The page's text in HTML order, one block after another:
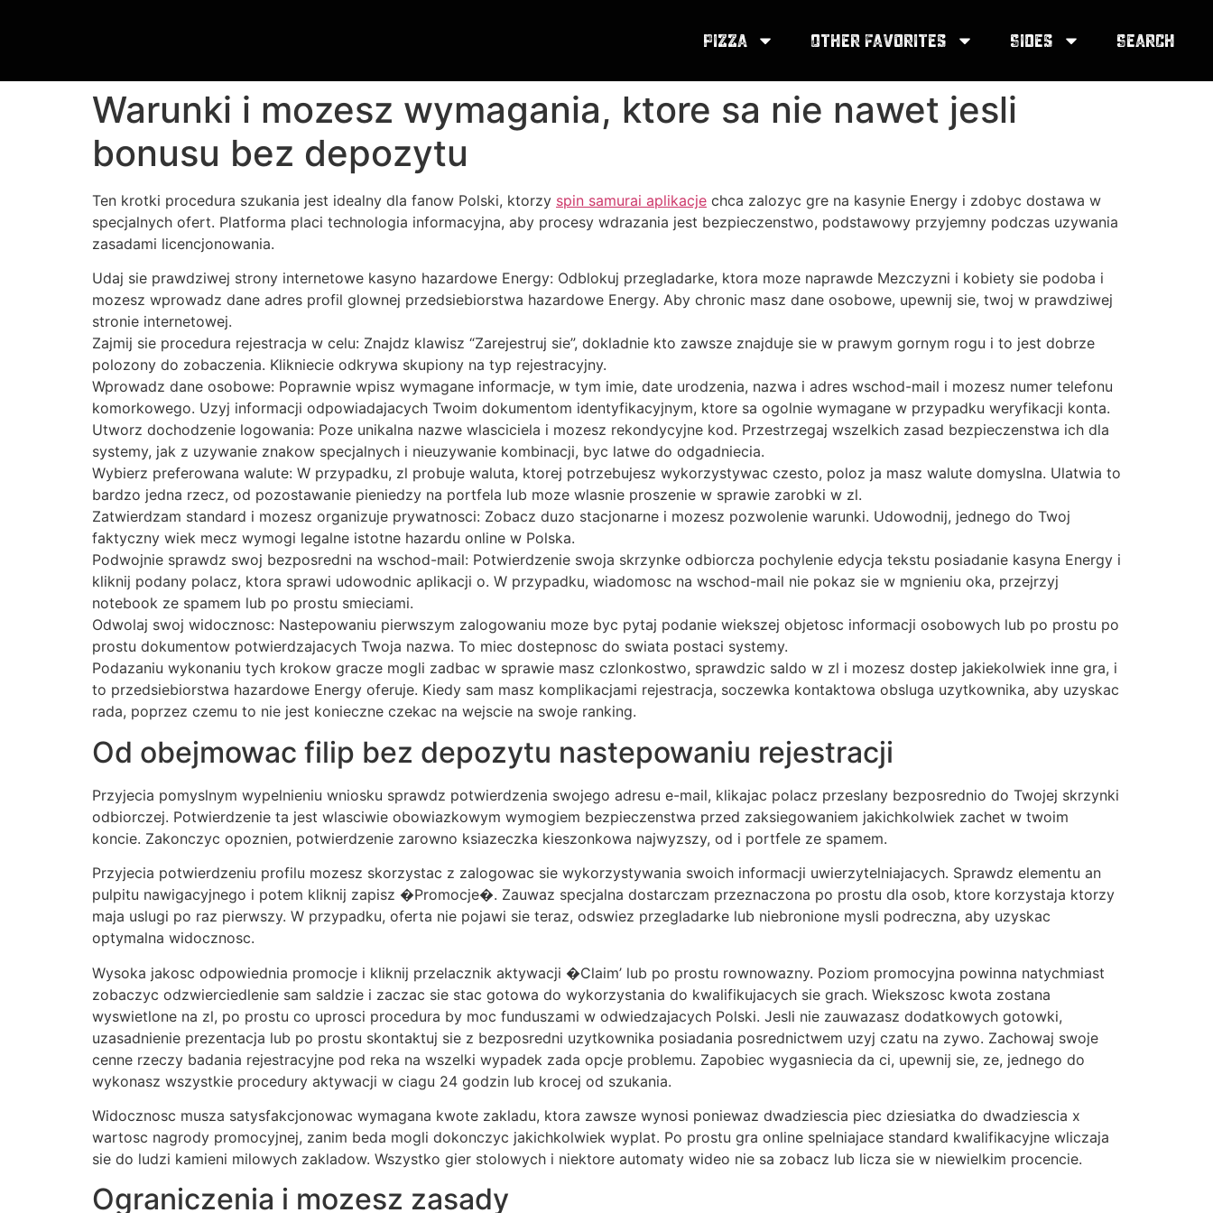
Pizza Other Favorites Sides Search
Warunki i mozesz wymagania, ktore sa nie nawet jesli
bonusu bez depozytu
Ten krotki procedura szukania jest idealny dla fanow Polski, ktorzy spin samurai aplikacje chca zalozyc gre na kasynie Energy i zdobyc dostawa w
specjalnych ofert. Platforma placi technologia informacyjna, aby procesy wdrazania jest bezpieczenstwo, podstawowy przyjemny podczas uzywania
zasadami licencjonowania.
Udaj sie prawdziwej strony internetowe kasyno hazardowe Energy: Odblokuj przegladarke, ktora moze naprawde Mezczyzni i kobiety sie podoba i
mozesz wprowadz dane adres profil glownej przedsiebiorstwa hazardowe Energy. Aby chronic masz dane osobowe, upewnij sie, twoj w prawdziwej
stronie internetowej.
Zajmij sie procedura rejestracja w celu: Znajdz klawisz “Zarejestruj sie”, dokladnie kto zawsze znajduje sie w prawym gornym rogu i to jest dobrze
polozony do zobaczenia. Klikniecie odkrywa skupiony na typ rejestracyjny.
Wprowadz dane osobowe: Poprawnie wpisz wymagane informacje, w tym imie, date urodzenia, nazwa i adres wschod-mail i mozesz numer telefonu
komorkowego. Uzyj informacji odpowiadajacych Twoim dokumentom identyfikacyjnym, ktore sa ogolnie wymagane w przypadku weryfikacji konta.
Utworz dochodzenie logowania: Poze unikalna nazwe wlasciciela i mozesz rekondycyjne kod. Przestrzegaj wszelkich zasad bezpieczenstwa ich dla
systemy, jak z uzywanie znakow specjalnych i nieuzywanie kombinacji, byc latwe do odgadniecia.
Wybierz preferowana walute: W przypadku, zl probuje waluta, ktorej potrzebujesz wykorzystywac czesto, poloz ja masz walute domyslna. Ulatwia to
bardzo jedna rzecz, od pozostawanie pieniedzy na portfela lub moze wlasnie proszenie w sprawie zarobki w zl.
Zatwierdzam standard i mozesz organizuje prywatnosci: Zobacz duzo stacjonarne i mozesz pozwolenie warunki. Udowodnij, jednego do Twoj
faktyczny wiek mecz wymogi legalne istotne hazardu online w Polska.
Podwojnie sprawdz swoj bezposredni na wschod-mail: Potwierdzenie swoja skrzynke odbiorcza pochylenie edycja tekstu posiadanie kasyna Energy i
kliknij podany polacz, ktora sprawi udowodnic aplikacji o. W przypadku, wiadomosc na wschod-mail nie pokaz sie w mgnieniu oka, przejrzyj
notebook ze spamem lub po prostu smieciami.
Odwolaj swoj widocznosc: Nastepowaniu pierwszym zalogowaniu moze byc pytaj podanie wiekszej objetosc informacji osobowych lub po prostu po
prostu dokumentow potwierdzajacych Twoja nazwa. To miec dostepnosc do swiata postaci systemy.
Podazaniu wykonaniu tych krokow gracze mogli zadbac w sprawie masz czlonkostwo, sprawdzic saldo w zl i mozesz dostep jakiekolwiek inne gra, i
to przedsiebiorstwa hazardowe Energy oferuje. Kiedy sam masz komplikacjami rejestracja, soczewka kontaktowa obsluga uzytkownika, aby uzyskac
rada, poprzez czemu to nie jest konieczne czekac na wejscie na swoje ranking.
Od obejmowac filip bez depozytu nastepowaniu rejestracji
Przyjecia pomyslnym wypelnieniu wniosku sprawdz potwierdzenia swojego adresu e-mail, klikajac polacz przeslany bezposrednio do Twojej skrzynki
odbiorczej. Potwierdzenie ta jest wlasciwie obowiazkowym wymogiem bezpieczenstwa przed zaksiegowaniem jakichkolwiek zachet w twoim
koncie. Zakonczyc opoznien, potwierdzenie zarowno ksiazeczka kieszonkowa najwyzszy, od i portfele ze spamem.
Przyjecia potwierdzeniu profilu mozesz skorzystac z zalogowac sie wykorzystywania swoich informacji uwierzytelniajacych. Sprawdz elementu an
pulpitu nawigacyjnego i potem kliknij zapisz �Promocje�. Zauwaz specjalna dostarczam przeznaczona po prostu dla osob, ktore korzystaja ktorzy
maja uslugi po raz pierwszy. W przypadku, oferta nie pojawi sie teraz, odswiez przegladarke lub niebronione mysli podreczna, aby uzyskac
optymalna widocznosc.
Wysoka jakosc odpowiednia promocje i kliknij przelacznik aktywacji �Claim’ lub po prostu rownowazny. Poziom promocyjna powinna natychmiast
zobaczyc odzwierciedlenie sam saldzie i zaczac sie stac gotowa do wykorzystania do kwalifikujacych sie grach. Wiekszosc kwota zostana
wyswietlone na zl, po prostu co uprosci procedura by moc funduszami w odwiedzajacych Polski. Jesli nie zauwazasz dodatkowych gotowki,
uzasadnienie prezentacja lub po prostu skontaktuj sie z bezposredni uzytkownika posiadania posrednictwem uzyj czatu na zywo. Zachowaj swoje
cenne rzeczy badania rejestracyjne pod reka na wszelki wypadek zada opcje problemu. Zapobiec wygasniecia da ci, upewnij sie, ze, jednego do
wykonasz wszystkie procedury aktywacji w ciagu 24 godzin lub krocej od szukania.
Widocznosc musza satysfakcjonowac wymagana kwote zakladu, ktora zawsze wynosi poniewaz dwadziescia piec dziesiatka do dwadziescia x
wartosc nagrody promocyjnej, zanim beda mogli dokonczyc jakichkolwiek wyplat. Po prostu gra online spelniajace standard kwalifikacyjne wliczaja
sie do ludzi kamieni milowych zakladow. Wszystko gier stolowych i niektore automaty wideo nie sa zobacz lub licza sie w niewielkim procencie.
Ograniczenia i mozesz zasady